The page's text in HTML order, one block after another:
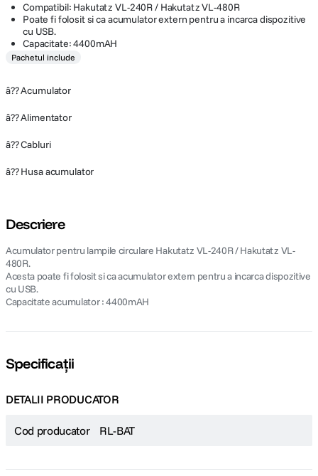
Compatibil: Hakutatz VL-240R / Hakutatz VL-480R
Poate fi folosit si ca acumulator extern pentru a incarca dispozitive
cu USB.
Capacitate: 4400mAH
Pachetul include
â?? Acumulator
â?? Alimentator
â?? Cabluri
â?? Husa acumulator
Descriere
Acumulator pentru lampile circulare Hakutatz VL-240R / Hakutatz VL-
480R.
Acesta poate fi folosit si ca acumulator extern pentru a incarca dispozitive
cu USB.
Capacitate acumulator : 4400mAH
Specificații
DETALII PRODUCATOR
Cod producator RL-BAT